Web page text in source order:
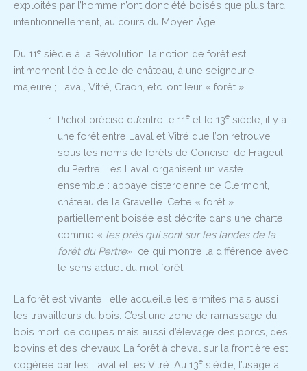
exploités par l’homme n’ont donc été boisés que plus tard,
intentionnellement, au cours du Moyen Âge.
Du 11e siècle à la Révolution, la notion de forêt est
intimement liée à celle de château, à une seigneurie
majeure ; Laval, Vitré, Craon, etc. ont leur « forêt ».
Pichot précise qu’entre le 11eet le 13esiècle, il y a
une forêt entre Laval et Vitré que l’on retrouve
sous les noms de forêts de Concise, de Frageul,
du Pertre. Les Laval organisent un vaste
ensemble : abbaye cistercienne de Clermont,
château de la Gravelle. Cette « forêt »
partiellement boisée est décrite dans une charte
comme « les prés qui sont sur les landes de la
forêt du Pertre», ce qui montre la différence avec
le sens actuel du mot forêt.
La forêt est vivante : elle accueille les ermites mais aussi
les travailleurs du bois. C’est une zone de ramassage du
bois mort, de coupes mais aussi d’élevage des porcs, des
bovins et des chevaux. La forêt à cheval sur la frontière est
cogérée par les Laval et les Vitré. Au 13e siècle, l’usage a